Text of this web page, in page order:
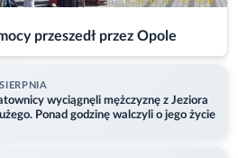
przeszedł przez Opole
wyciągnęli mężczyznę z Jeziora
Ponad godzinę walczyli o jego życie